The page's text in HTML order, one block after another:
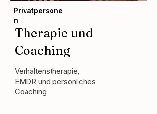
Privatpersone
n
Therapie und
Coaching
Verhaltenstherapie,
EMDR und persönliches
Coaching